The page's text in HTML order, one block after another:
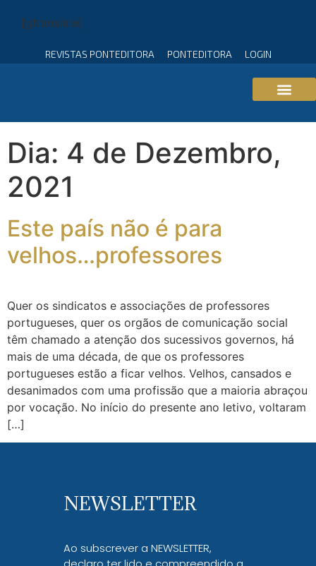
[gtranslate]
REVISTAS PONTEDITORA PONTEDITORA LOGIN
Dia: 4 de Dezembro,
2021
Este país não é para
velhos…professores
Quer os sindicatos e associações de professores
portugueses, quer os orgãos de comunicação social
têm chamado a atenção dos sucessivos governos, há
mais de uma década, de que os professores
portugueses estão a ficar velhos. Velhos, cansados e
desanimados com uma profissão que a maioria abraçou
por vocação. No início do presente ano letivo, voltaram
[…]
NEWSLETTER
Ao subscrever a NEWSLETTER,